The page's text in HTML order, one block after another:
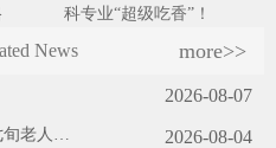
科专业“超级吃香”！
News more>>
2026-08-07
老人晕
2026-08-04